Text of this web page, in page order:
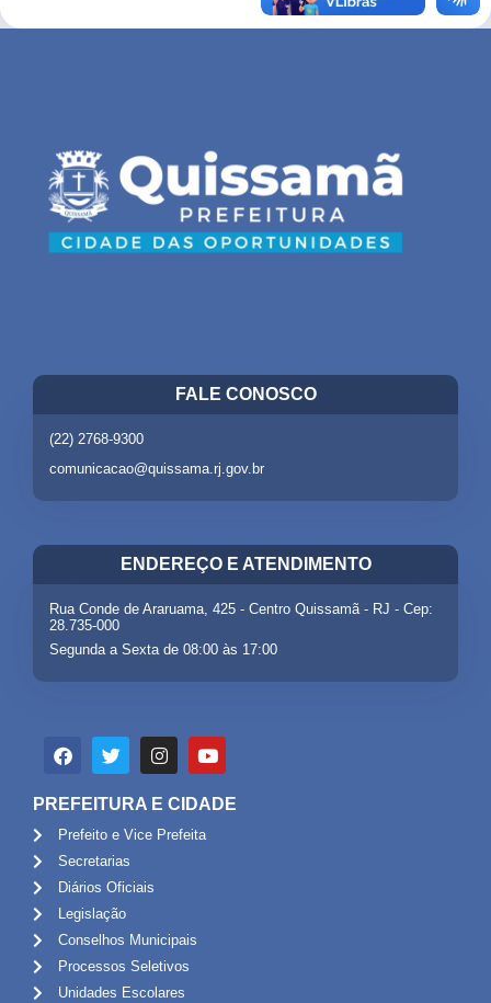
FALE CONOSCO
(22) 2768-9300
comunicacao@quissama.rj.gov.br
ENDEREÇO E ATENDIMENTO
Rua Conde de Araruama, 425 - Centro Quissamã - RJ - Cep:
28.735-000
Segunda a Sexta de 08:00 às 17:00
PREFEITURA E CIDADE
Prefeito e Vice Prefeita
Secretarias
Diários Oficiais
Legislação
Conselhos Municipais
Processos Seletivos
Unidades Escolares